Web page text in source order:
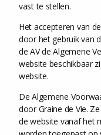
vast te stellen.
Het accepteren van
door het gebruik van
de AV de Algemene
website beschikbaar
website.
De Algemene
door Graine de Vie.
de website vanaf het